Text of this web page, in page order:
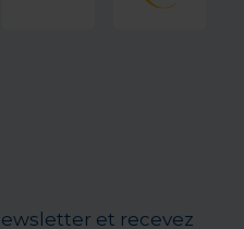
et recevez